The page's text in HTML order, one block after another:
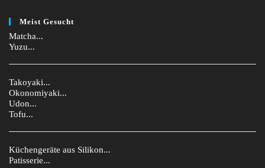
Meist Gesucht
Matcha...
Yuzu...
Takoyaki...
Okonomiyaki...
Udon...
Tofu...
Küchengeräte aus Silikon...
Patisserie...